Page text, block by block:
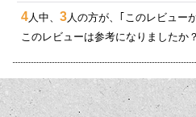
4人中、 3人の方が、｢このレビュー
このレビューは参考になりましたか？